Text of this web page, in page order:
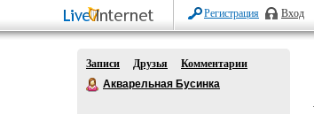
Регистрация Вход
Записи Друзья
Комментарии
Акварельная Бусинка